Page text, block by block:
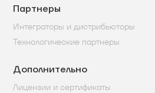
Партнеры
Интеграторы и дистрибьюторы
Технологические партнеры
Дополнительно
Лицензии и сертификаты